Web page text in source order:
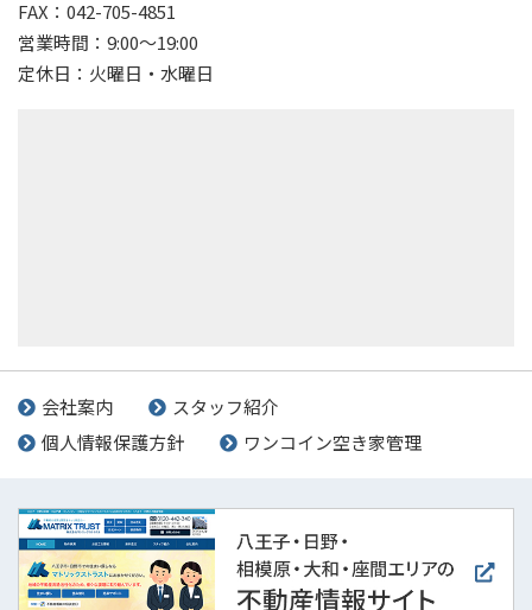
FAX：042-705-4851
営業時間：9:00～19:00
定休日：火曜日・水曜日
会社案内
スタッフ紹介
個人情報保護方針
ワンコイン空き家管理